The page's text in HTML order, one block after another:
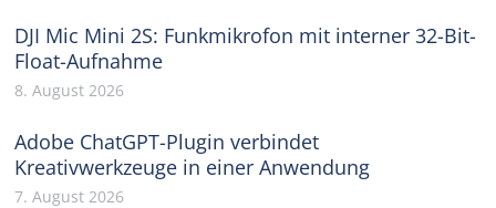
DJI Mic Mini 2S: Funkmikrofon mit interner 32-Bit-
Float-Aufnahme
8. August 2026
Adobe ChatGPT-Plugin verbindet
Kreativwerkzeuge in einer Anwendung
7. August 2026